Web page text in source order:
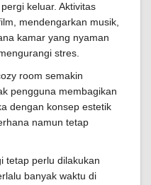
keluar. Aktivitas
mendengarkan musik,
kamar yang nyaman
stres.
room semakin
pengguna membagikan
dengan konsep estetik
namun tetap
tetap perlu dilakukan
banyak waktu di